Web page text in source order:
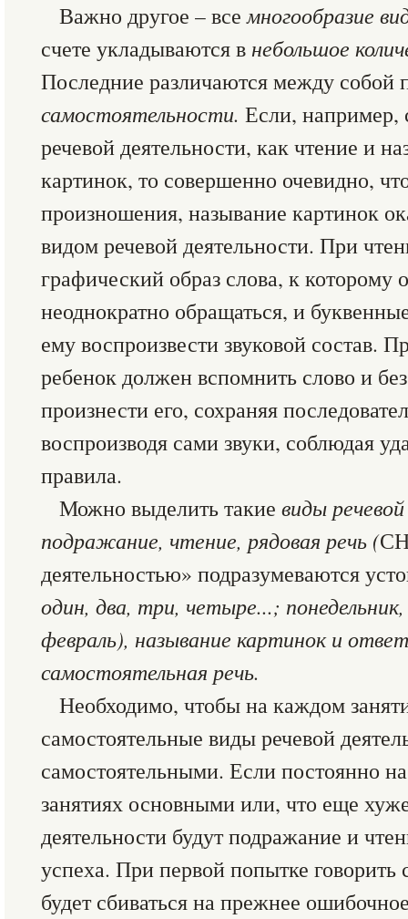
Важно другое – всемногообразие
счете укладываются в небольшое
Последние различаются между собой
самостоятельности. Если, например,
речевой деятельности, как чтение и
картинок, то совершенно очевидно,
произношения, называние картинок
видом речевой деятельности. При
графический образ слова, к которому
неоднократно обращаться, и
ему воспроизвести звуковой состав.
ребенок должен вспомнить слово и
произнести его, сохраняя
воспроизводя сами звуки, соблюдая
правила.
Можно выделить такие виды
подражание, чтение, рядовая речь (
деятельностью» подразумеваются
один, два, три, четыре...;
февраль), называние картинок и
самостоятельная речь.
Необходимо, чтобы на каждом
самостоятельные виды речевой
самостоятельными. Если постоянно
занятиях основными или, что еще
деятельности будут подражание и
успеха. При первой попытке говорить
будет сбиваться на прежнее